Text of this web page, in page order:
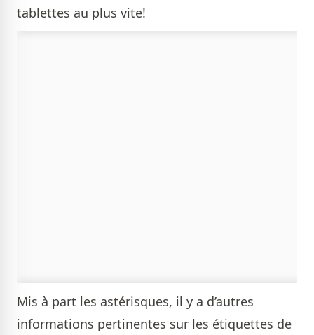
tablettes au plus vite!
Mis à part les astérisques, il y a d’autres
informations pertinentes sur les étiquettes de